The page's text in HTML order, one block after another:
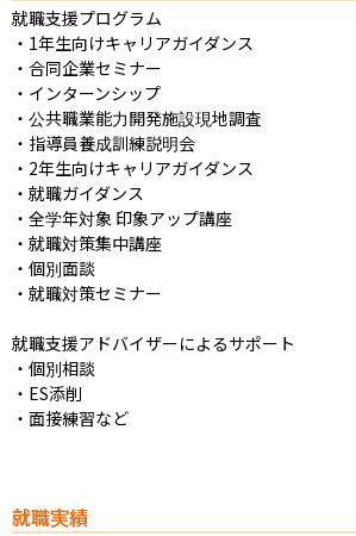
就職支援プログラム
・1年生向けキャリアガイダンス
・合同企業セミナー
・インターンシップ
・公共職業能力開発施設現地調査
・指導員養成訓練説明会
・2年生向けキャリアガイダンス
・就職ガイダンス
・全学年対象 印象アップ講座
・就職対策集中講座
・個別面談
・就職対策セミナー
就職支援アドバイザーによるサポート
・個別相談
・ES添削
・面接練習など
就職実績